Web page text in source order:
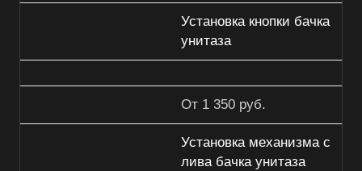
Установка кнопки бачка
унитаза
От 1 350 руб.
Установка механизма с
лива бачка унитаза